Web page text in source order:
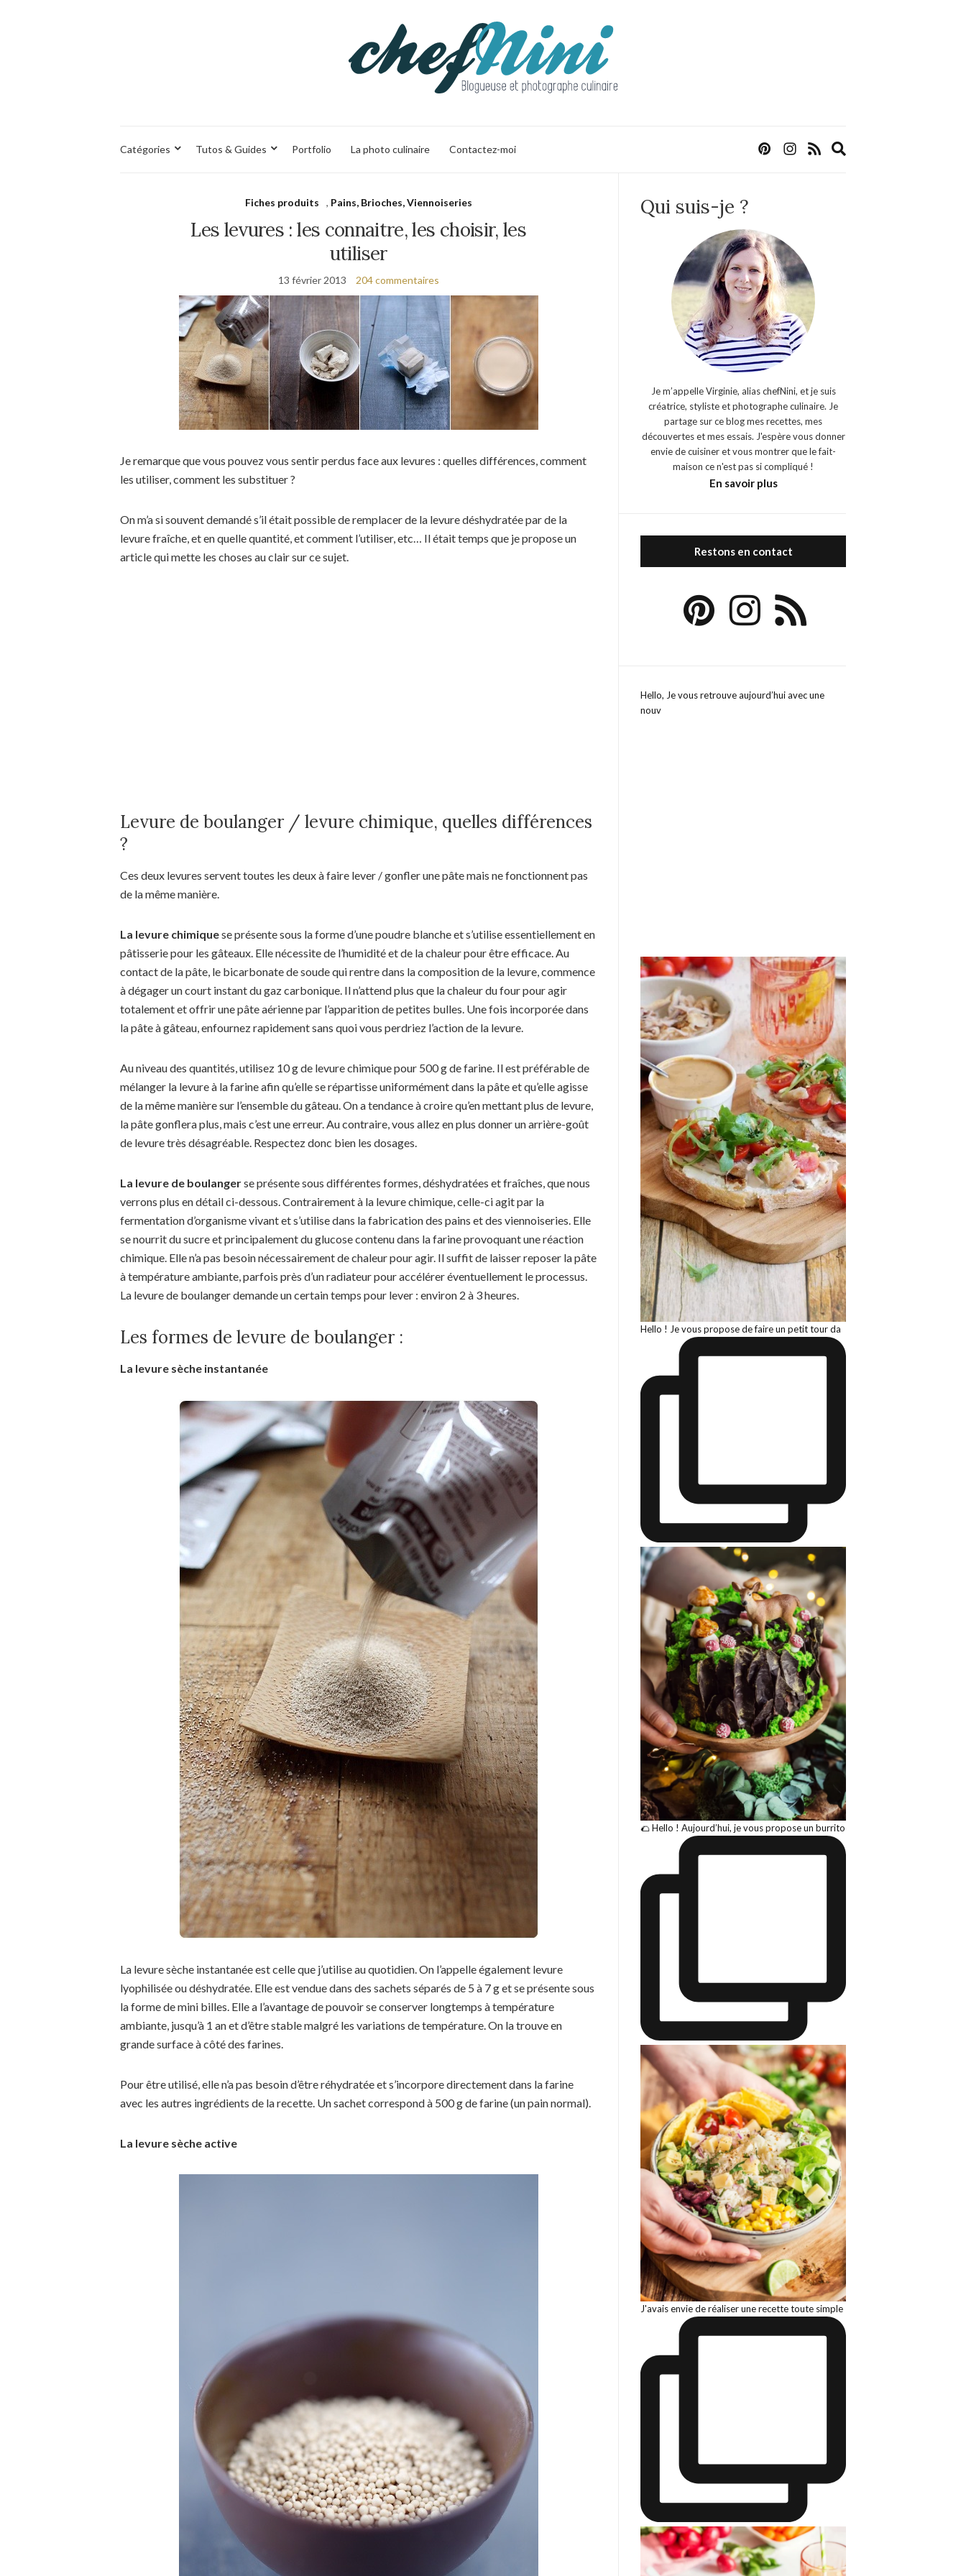
Catégories Tutos & Guides Portfolio La photo culinaire Contactez-moi
Fiches produits , Pains, Brioches, Viennoiseries
Les levures : les connaitre, les choisir, les
utiliser
13 février 2013 204 commentaires
Je remarque que vous pouvez vous sentir perdus face aux levures : quelles différences, comment
les utiliser, comment les substituer ?
On m’a si souvent demandé s’il était possible de remplacer de la levure déshydratée par de la
levure fraîche, et en quelle quantité, et comment l’utiliser, etc… Il était temps que je propose un
article qui mette les choses au clair sur ce sujet.
Levure de boulanger / levure chimique, quelles différences
?
Ces deux levures servent toutes les deux à faire lever / gonfler une pâte mais ne fonctionnent pas
de la même manière.
La levure chimiquese présente sous la forme d’une poudre blanche et s’utilise essentiellement en
pâtisserie pour les gâteaux. Elle nécessite de l’humidité et de la chaleur pour être efficace. Au
contact de la pâte, le bicarbonate de soude qui rentre dans la composition de la levure, commence
à dégager un court instant du gaz carbonique. Il n’attend plus que la chaleur du four pour agir
totalement et offrir une pâte aérienne par l’apparition de petites bulles. Une fois incorporée dans
la pâte à gâteau, enfournez rapidement sans quoi vous perdriez l’action de la levure.
Au niveau des quantités, utilisez 10 g de levure chimique pour 500 g de farine. Il est préférable de
mélanger la levure à la farine afin qu’elle se répartisse uniformément dans la pâte et qu’elle agisse
de la même manière sur l’ensemble du gâteau. On a tendance à croire qu’en mettant plus de levure,
la pâte gonflera plus, mais c’est une erreur. Au contraire, vous allez en plus donner un arrière-goût
de levure très désagréable. Respectez donc bien les dosages.
La levure de boulangerse présente sous différentes formes, déshydratées et fraîches, que nous
verrons plus en détail ci-dessous. Contrairement à la levure chimique, celle-ci agit par la
fermentation d’organisme vivant et s’utilise dans la fabrication des pains et des viennoiseries. Elle
se nourrit du sucre et principalement du glucose contenu dans la farine provoquant une réaction
chimique. Elle n’a pas besoin nécessairement de chaleur pour agir. Il suffit de laisser reposer la pâte
à température ambiante, parfois près d’un radiateur pour accélérer éventuellement le processus.
La levure de boulanger demande un certain temps pour lever : environ 2 à 3 heures.
Les formes de levure de boulanger :
La levure sèche instantanée
La levure sèche instantanée est celle que j’utilise au quotidien. On l’appelle également levure
lyophilisée ou déshydratée. Elle est vendue dans des sachets séparés de 5 à 7 g et se présente sous
la forme de mini billes. Elle a l’avantage de pouvoir se conserver longtemps à température
ambiante, jusqu’à 1 an et d’être stable malgré les variations de température. On la trouve en
grande surface à côté des farines.
Pour être utilisé, elle n’a pas besoin d’être réhydratée et s’incorpore directement dans la farine
avec les autres ingrédients de la recette. Un sachet correspond à 500 g de farine (un pain normal).
La levure sèche active
Qui suis-je ?
Je m’appelle Virginie, alias chefNini, et je suis
créatrice, styliste et photographe culinaire. Je
partage sur ce blog mes recettes, mes
découvertes et mes essais. J'espère vous donner
envie de cuisiner et vous montrer que le fait-
maison ce n'est pas si compliqué !
En savoir plus
Restons en contact
Hello, Je vous retrouve aujourd’hui avec une
nouv
Hello ! Je vous propose de faire un petit tour da
🌮 Hello ! Aujourd’hui, je vous propose un burrito
J'avais envie de réaliser une recette toute simple